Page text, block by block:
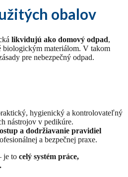
obalov
likvidujú ako domový odpad,
materiálom. V takom
pre nebezpečný odpad.
hygienický a kontrolovateľný
nástrojov v pedikúre.
a dodržiavanie pravidiel
a bezpečnej praxe.
je to celý systém práce,